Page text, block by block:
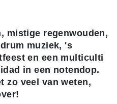
mistige regenwouden,
muziek, 's
en een multiculti
in een notendop.
zo veel van weten,